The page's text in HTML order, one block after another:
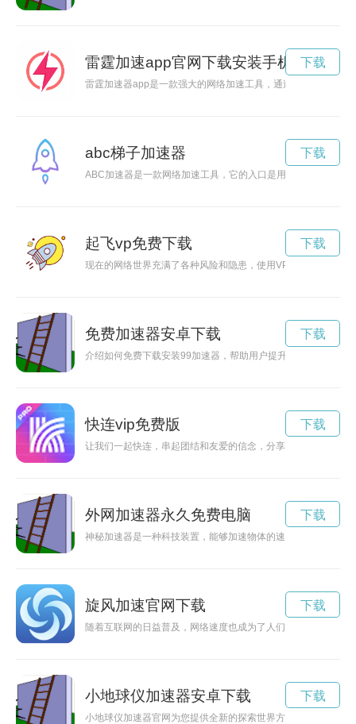
雷霆加速app官网下载安装手机版
雷霆加速器app是一款强大的网络加速工具，通过稳定的连接
下载
abc梯子加速器
ABC加速器是一款网络加速工具，它的入口是用户体验的第一
下载
起飞vp免费下载
现在的网络世界充满了各种风险和隐患，使用VPN可以帮助我
下载
免费加速器安卓下载
介绍如何免费下载安装99加速器，帮助用户提升网络速度，享
下载
快连vip免费版
让我们一起快连，串起团结和友爱的信念，分享快乐时光，共同
下载
外网加速器永久免费电脑
神秘加速器是一种科技装置，能够加速物体的速度到超出常规
下载
旋风加速官网下载
随着互联网的日益普及，网络速度也成为了人们关注的重点。
下载
小地球仪加速器安卓下载
小地球仪加速器官网为您提供全新的探索世界方式，让您身临
下载